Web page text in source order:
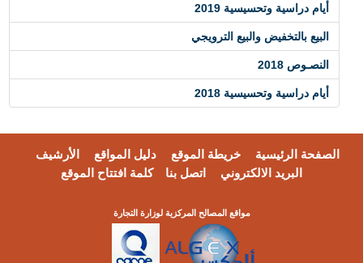
أيام دراسية وتحسيسية 2019
البيع بالتخفيض والبيع الترويجي
النصـوص 2018
أيام دراسية وتحسيسية 2018
الصفحة الرئيسية خريطة الموقع دليل المواقع
الأرشيف
البريد الالكتروني
اتصل بنا كلمة افتتاح الموقع
مواقع المصالح المركزية لوزارة التجارة